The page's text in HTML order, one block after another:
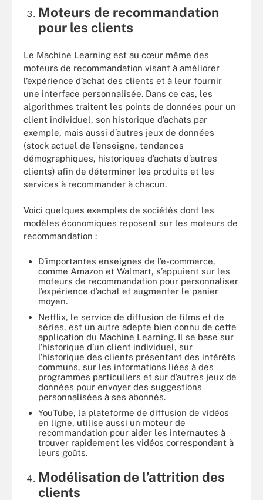
Moteurs de recommandation
pour les clients
Le Machine Learning est au cœur même des
moteurs de recommandation visant à améliorer
l’expérience d’achat des clients et à leur fournir
une interface personnalisée. Dans ce cas, les
algorithmes traitent les points de données pour un
client individuel, son historique d’achats par
exemple, mais aussi d’autres jeux de données
(stock actuel de l’enseigne, tendances
démographiques, historiques d’achats d’autres
clients) afin de déterminer les produits et les
services à recommander à chacun.
Voici quelques exemples de sociétés dont les
modèles économiques reposent sur les moteurs de
recommandation :
D’importantes enseignes de l’e-commerce,
comme Amazon et Walmart, s’appuient sur les
moteurs de recommandation pour personnaliser
l’expérience d’achat et augmenter le panier
moyen.
Netflix, le service de diffusion de films et de
séries, est un autre adepte bien connu de cette
application du Machine Learning. Il se base sur
l’historique d’un client individuel, sur
l’historique des clients présentant des intérêts
communs, sur les informations liées à des
programmes particuliers et sur d’autres jeux de
données pour envoyer des suggestions
personnalisées à ses abonnés.
YouTube, la plateforme de diffusion de vidéos
en ligne, utilise aussi un moteur de
recommandation pour aider les internautes à
trouver rapidement les vidéos correspondant à
leurs goûts.
Modélisation de l’attrition des
clients